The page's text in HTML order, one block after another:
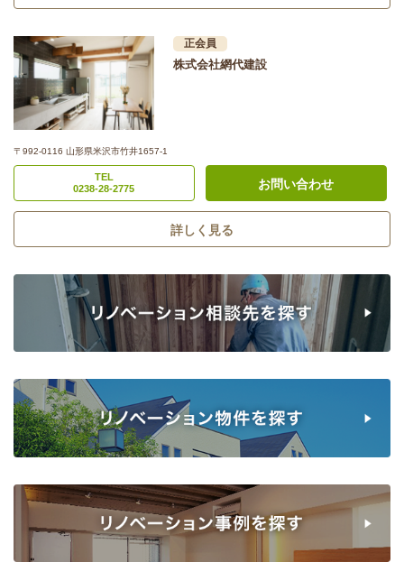
正会員
株式会社網代建設
〒992-0116 山形県米沢市竹井1657-1
TEL
0238-28-2775
お問い合わせ
詳しく見る